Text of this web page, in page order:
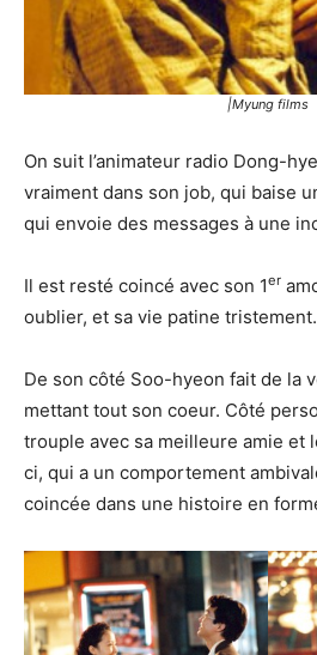
|Myung films
On suit l’animateur radio Dong-
vraiment dans son job, qui baise
qui envoie des messages à une
Il est resté coincé avec son 1er
oublier, et sa vie patine tristement.
De son côté Soo-hyeon fait de la
mettant tout son coeur. Côté
trouple avec sa meilleure amie et
ci, qui a un comportement
coincée dans une histoire en